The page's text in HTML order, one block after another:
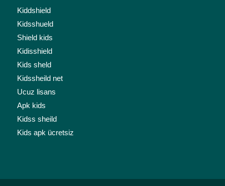
Kiddshield
Kidsshueld
Shield kids
Kidisshield
Kids sheld
Kidssheild net
Ucuz lisans
Apk kids
Kidss sheild
Kids apk ücretsiz